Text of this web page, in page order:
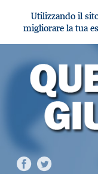
Utilizzando il
migliorare la tua